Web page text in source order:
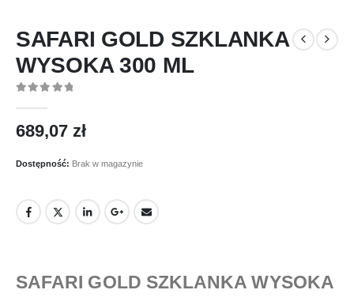
SAFARI GOLD SZKLANKA
WYSOKA 300 ML
689,07 zł
Dostępność: Brak w magazynie
SAFARI GOLD SZKLANKA WYSOKA